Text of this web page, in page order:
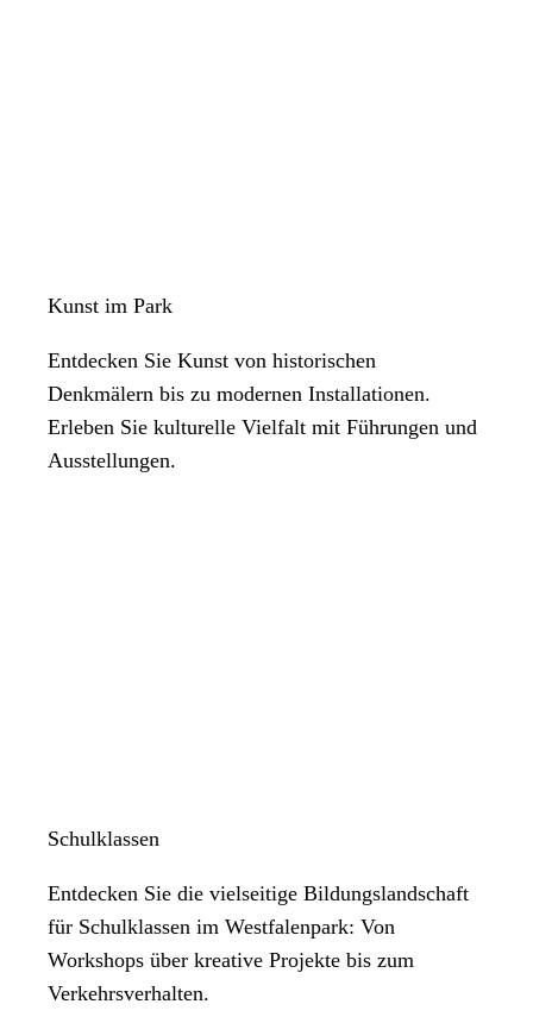
Kunst im Park
Entdecken Sie Kunst von historischen
Denkmälern bis zu modernen Installationen.
Erleben Sie kulturelle Vielfalt mit Führungen und
Ausstellungen.
Schulklassen
Entdecken Sie die vielseitige Bildungslandschaft
für Schulklassen im Westfalenpark: Von
Workshops über kreative Projekte bis zum
Verkehrsverhalten.